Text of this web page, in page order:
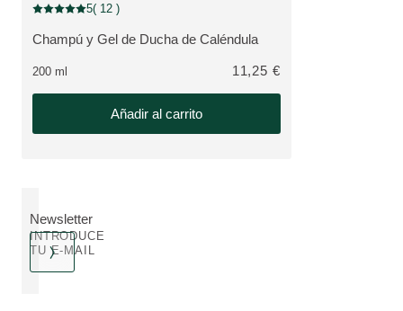
VER PRODUCTO:
Champú y Gel de Ducha de Caléndula
Puntuación: 5 / 5 estrellas 12 valoraciones de usuarios
5( 12 )
200 ml 11,25 €
Añadir al carrito
Newsletter
INTRODUCE
TU E-MAIL